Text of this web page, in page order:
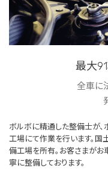
最大
全車に
ボルボに精通した整備士が
工場にて作業を行います。
備工場を所有。お客さまが
寧に整備しております。